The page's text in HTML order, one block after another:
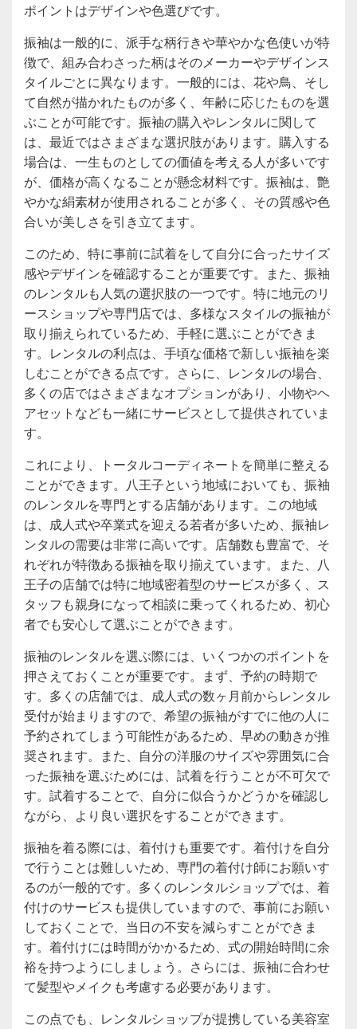
ポイントはデザインや色選びです。
振袖は一般的に、派手な柄行きや華やかな色使いが特
徴で、組み合わさった柄はそのメーカーやデザインス
タイルごとに異なります。一般的には、花や鳥、そし
て自然が描かれたものが多く、年齢に応じたものを選
ぶことが可能です。振袖の購入やレンタルに関して
は、最近ではさまざまな選択肢があります。購入する
場合は、一生ものとしての価値を考える人が多いです
が、価格が高くなることが懸念材料です。振袖は、艶
やかな絹素材が使用されることが多く、その質感や色
合いが美しさを引き立てます。
このため、特に事前に試着をして自分に合ったサイズ
感やデザインを確認することが重要です。また、振袖
のレンタルも人気の選択肢の一つです。特に地元のリ
ースショップや専門店では、多様なスタイルの振袖が
取り揃えられているため、手軽に選ぶことができま
す。レンタルの利点は、手頃な価格で新しい振袖を楽
しむことができる点です。さらに、レンタルの場合、
多くの店ではさまざまなオプションがあり、小物やヘ
アセットなども一緒にサービスとして提供されていま
す。
これにより、トータルコーディネートを簡単に整える
ことができます。八王子という地域においても、振袖
のレンタルを専門とする店舗があります。この地域
は、成人式や卒業式を迎える若者が多いため、振袖レ
ンタルの需要は非常に高いです。店舗数も豊富で、そ
れぞれが特徴ある振袖を取り揃えています。また、八
王子の店舗では特に地域密着型のサービスが多く、ス
タッフも親身になって相談に乗ってくれるため、初心
者でも安心して選ぶことができます。
振袖のレンタルを選ぶ際には、いくつかのポイントを
押さえておくことが重要です。まず、予約の時期で
す。多くの店舗では、成人式の数ヶ月前からレンタル
受付が始まりますので、希望の振袖がすでに他の人に
予約されてしまう可能性があるため、早めの動きが推
奨されます。また、自分の洋服のサイズや雰囲気に合
った振袖を選ぶためには、試着を行うことが不可欠で
す。試着することで、自分に似合うかどうかを確認し
ながら、より良い選択をすることができます。
振袖を着る際には、着付けも重要です。着付けを自分
で行うことは難しいため、専門の着付け師にお願いす
るのが一般的です。多くのレンタルショップでは、着
付けのサービスも提供していますので、事前にお願い
しておくことで、当日の不安を減らすことができま
す。着付けには時間がかかるため、式の開始時間に余
裕を持つようにしましょう。さらには、振袖に合わせ
て髪型やメイクも考慮する必要があります。
この点でも、レンタルショップが提携している美容室